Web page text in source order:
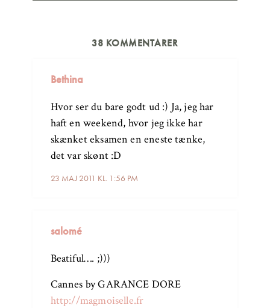
38 KOMMENTARER
Bethina
23 MAJ 2011 KL. 1:56 PM
Hvor ser du bare godt ud :) Ja, jeg har
haft en weekend, hvor jeg ikke har
skænket eksamen en eneste tænke,
det var skønt :D
salomé
Beatiful…. ;)))
Cannes by GARANCE DORE
http://magmoiselle.fr